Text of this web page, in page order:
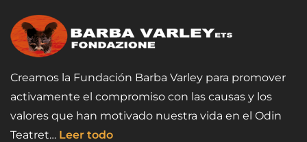
Creamos la Fundación Barba Varley para promover
activamente el compromiso con las causas y los
valores que han motivado nuestra vida en el Odin
Teatret… Leer todo